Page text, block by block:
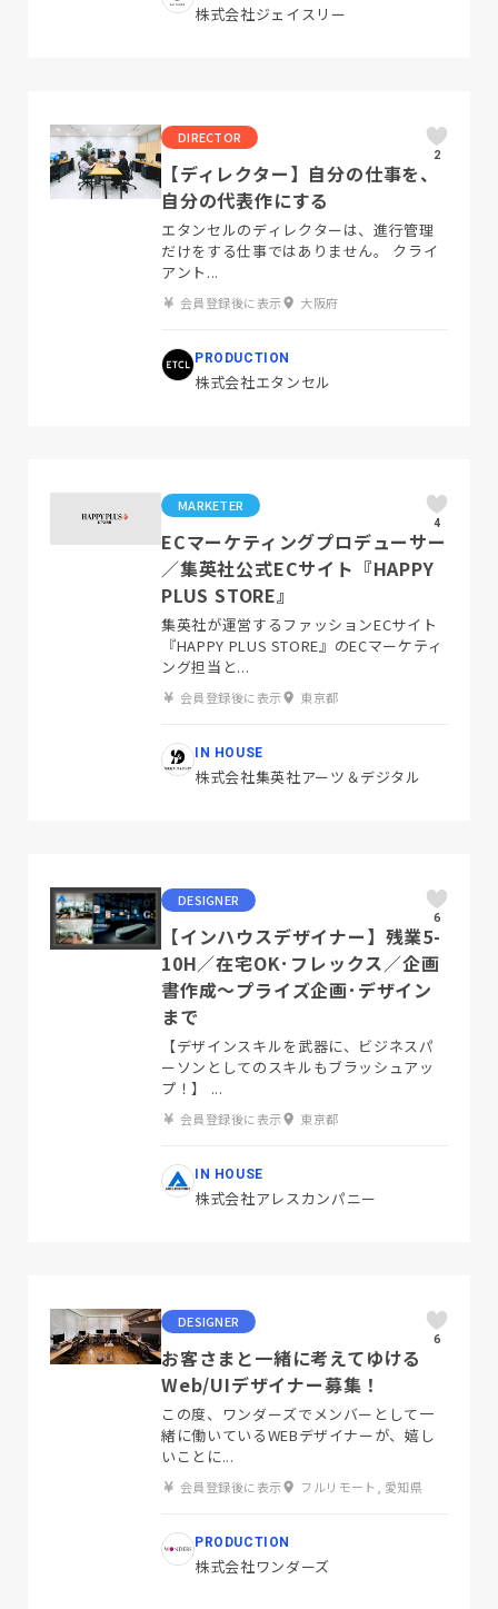
株式会社ジェイスリー
DIRECTOR
2
【ディレクター】自分の仕事を、
自分の代表作にする
エタンセルのディレクターは、進行管理
だけをする仕事ではありません。 クライ
アント...
会員登録後に表示 大阪府
PRODUCTION
株式会社エタンセル
MARKETER
4
ECマーケティングプロデューサー
／集英社公式ECサイト『HAPPY
PLUS STORE』
集英社が運営するファッションECサイト
『HAPPY PLUS STORE』のECマーケティ
ング担当と...
会員登録後に表示 東京都
IN HOUSE
株式会社集英社アーツ＆デジタル
DESIGNER
6
【インハウスデザイナー】残業5-
10H／在宅OK･フレックス／企画
書作成〜プライズ企画･デザイン
まで
【デザインスキルを武器に、ビジネスパ
ーソンとしてのスキルもブラッシュアッ
プ！】 ...
会員登録後に表示 東京都
IN HOUSE
株式会社アレスカンパニー
DESIGNER
6
お客さまと一緒に考えてゆける
Web/UIデザイナー募集！
この度、ワンダーズでメンバーとして一
緒に働いているWEBデザイナーが、嬉し
いことに...
会員登録後に表示 フルリモート, 愛知県
PRODUCTION
株式会社ワンダーズ